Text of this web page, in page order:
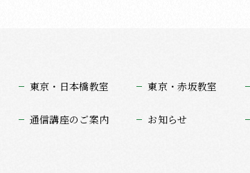
東京・日本橋教室 東京・赤坂教室
通信講座のご案内 お知らせ